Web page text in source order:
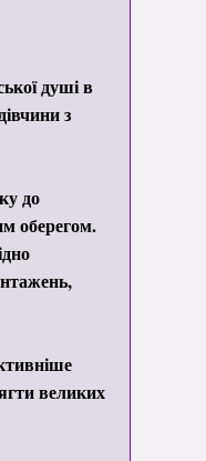
душі в
з
до
оберегом.
великих